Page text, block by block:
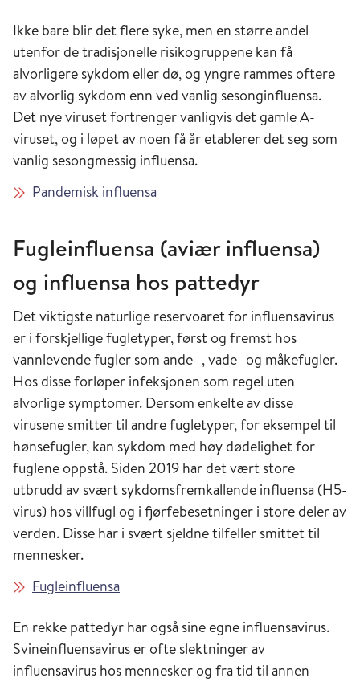
Ikke bare blir det flere syke, men en større andel
utenfor de tradisjonelle risikogruppene kan få
alvorligere sykdom eller dø, og yngre rammes oftere
av alvorlig sykdom enn ved vanlig sesonginfluensa.
Det nye viruset fortrenger vanligvis det gamle A-
viruset, og i løpet av noen få år etablerer det seg som
vanlig sesongmessig influensa.
Pandemisk influensa
Fugleinfluensa (aviær influensa)
og influensa hos pattedyr
Det viktigste naturlige reservoaret for influensavirus
er i forskjellige fugletyper, først og fremst hos
vannlevende fugler som ande- , vade- og måkefugler.
Hos disse forløper infeksjonen som regel uten
alvorlige symptomer. Dersom enkelte av disse
virusene smitter til andre fugletyper, for eksempel til
hønsefugler, kan sykdom med høy dødelighet for
fuglene oppstå. Siden 2019 har det vært store
utbrudd av svært sykdomsfremkallende influensa (H5-
virus) hos villfugl og i fjørfebesetninger i store deler av
verden. Disse har i svært sjeldne tilfeller smittet til
mennesker.
Fugleinfluensa
En rekke pattedyr har også sine egne influensavirus.
Svineinfluensavirus er ofte slektninger av
influensavirus hos mennesker og fra tid til annen